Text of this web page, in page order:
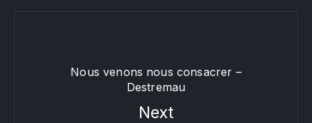
Nous venons nous consacrer –
Destremau
Next